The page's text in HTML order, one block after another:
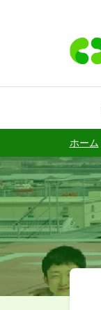
ホーム